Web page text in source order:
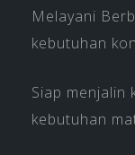
Melayani
kebutuhan
Siap menjalin
kebutuhan